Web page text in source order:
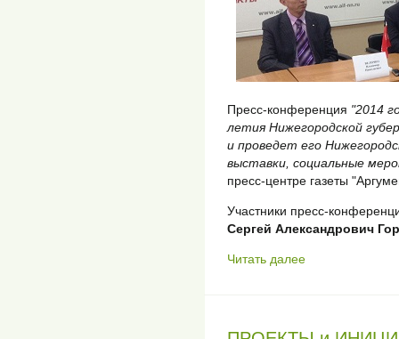
Пресс-конференция "2014
летия Нижегородской
и проведет его
выставки, социальные
пресс-центре газеты
Участники пресс-
Сергей Александрович
Читать далее